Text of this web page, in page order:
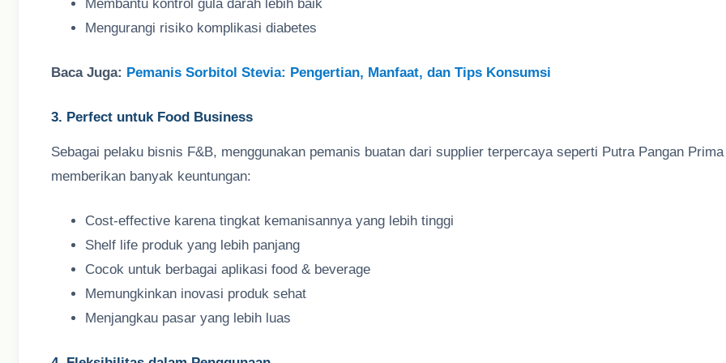
Membantu kontrol gula darah lebih baik
Mengurangi risiko komplikasi diabetes
Baca Juga: Pemanis Sorbitol Stevia: Pengertian, Manfaat, dan Tips Konsumsi
3. Perfect untuk Food Business
Sebagai pelaku bisnis F&B, menggunakan pemanis buatan dari supplier terpercaya seperti Putra Pangan
memberikan banyak keuntungan:
Cost-effective karena tingkat kemanisannya yang lebih tinggi
Shelf life produk yang lebih panjang
Cocok untuk berbagai aplikasi food & beverage
Memungkinkan inovasi produk sehat
Menjangkau pasar yang lebih luas